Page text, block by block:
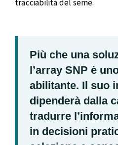
tracciabilità del seme.
Più che una
l’array SNP è
abilitante. Il suo
dipenderà dalla
tradurre
in decisioni